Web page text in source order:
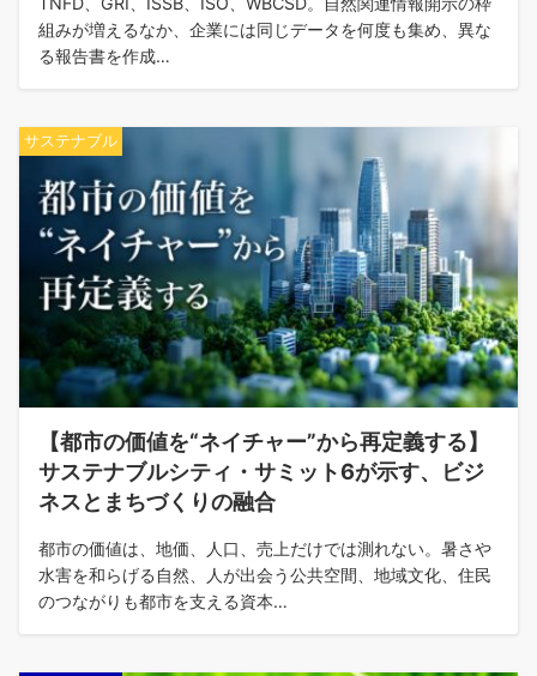
組みが増えるなか、企業には同じデータを何度も集め、異な
る報告書を作成…
サステナブル
【都市の価値を“ネイチャー”から再定義する】
サステナブルシティ・サミット6が示す、ビジ
ネスとまちづくりの融合
都市の価値は、地価、人口、売上だけでは測れない。暑さや
水害を和らげる自然、人が出会う公共空間、地域文化、住民
のつながりも都市を支える資本…